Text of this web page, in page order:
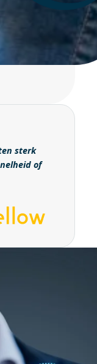
sterk
of